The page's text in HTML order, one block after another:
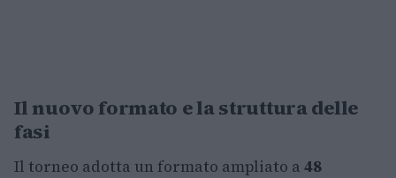
Il nuovo formato e la struttura delle
fasi
Il torneo adotta un formato ampliato a 48